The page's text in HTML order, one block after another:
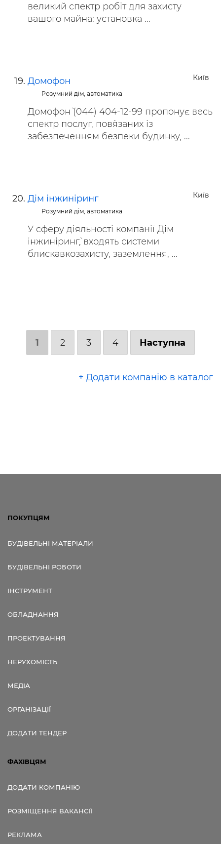
великий спектр робіт для захисту
вашого майна: установка ...
Київ
Домофон
Розумний дім, автоматика
`Домофон` (044) 404-12-99 пропонує весь
спектр послуг, пов`язаних із
забезпеченням безпеки будинку, ...
Київ
Дім інжиніринг
Розумний дім, автоматика
У сферу діяльності компанії `Дім
інжиніринг`, входять системи
блискавкозахисту, заземлення, ...
1 2 3 4 Наступна
+ Додати компанію в каталог
ПОКУПЦЯМ
БУДІВЕЛЬНІ МАТЕРІАЛИ
БУДІВЕЛЬНІ РОБОТИ
ІНСТРУМЕНТ
ОБЛАДНАННЯ
ПРОЕКТУВАННЯ
НЕРУХОМІСТЬ
МЕДІА
ОРГАНІЗАЦІЇ
ДОДАТИ ТЕНДЕР
ФАХІВЦЯМ
ДОДАТИ КОМПАНІЮ
РОЗМІЩЕННЯ ВАКАНСІЇ
РЕКЛАМА